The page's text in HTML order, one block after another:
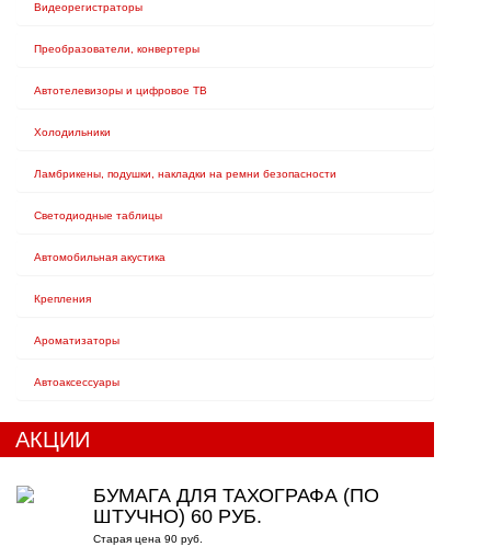
Видеорегистраторы
Преобразователи, конвертеры
Автотелевизоры и цифровое ТВ
Холодильники
Ламбрикены, подушки, накладки на ремни безопасности
Светодиодные таблицы
Автомобильная акустика
Крепления
Ароматизаторы
Автоаксессуары
АКЦИИ
БУМАГА ДЛЯ ТАХОГРАФА (ПО
ШТУЧНО) 60 РУБ.
Старая цена 90 руб.